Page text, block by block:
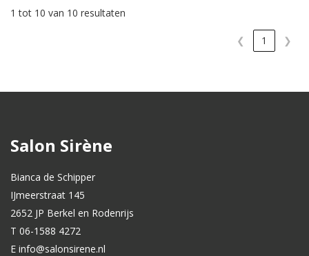
1 tot 10 van 10 resultaten
❮ 1 ❯
Salon Sirène
Bianca de Schipper
IJmeerstraat 145
2652 JP Berkel en Rodenrijs
T 06-1588 4272
E info@salonsirene.nl